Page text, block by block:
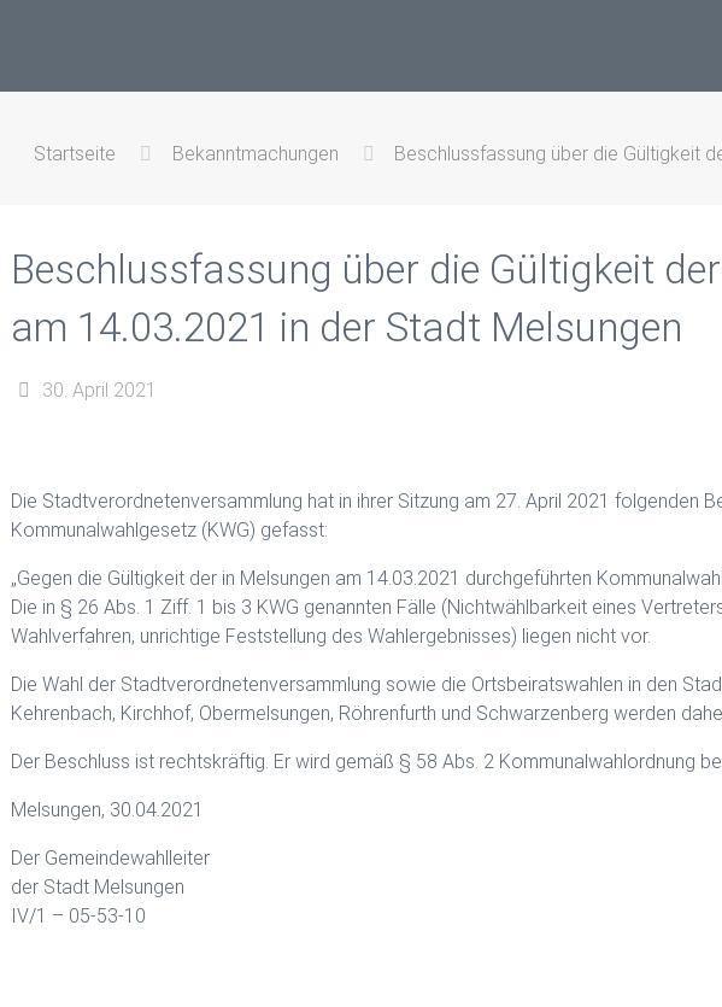
Startseite Bekanntmachungen Beschlussfassung über die Gültigkeit
Beschlussfassung über die Gültigkeit
am 14.03.2021 in der Stadt Melsungen
30. April 2021
Die Stadtverordnetenversammlung hat in ihrer Sitzung am 27. April 2021 folgenden
Kommunalwahlgesetz (KWG) gefasst:
„Gegen die Gültigkeit der in Melsungen am 14.03.2021 durchgeführten
Die in § 26 Abs. 1 Ziff. 1 bis 3 KWG genannten Fälle (Nichtwählbarkeit eines
Wahlverfahren, unrichtige Feststellung des Wahlergebnisses) liegen nicht vor.
Die Wahl der Stadtverordnetenversammlung sowie die Ortsbeiratswahlen in den
Kehrenbach, Kirchhof, Obermelsungen, Röhrenfurth und Schwarzenberg werden
Der Beschluss ist rechtskräftig. Er wird gemäß § 58 Abs. 2 Kommunalwahlordnung
Melsungen, 30.04.2021
Der Gemeindewahlleiter
der Stadt Melsungen
IV/1 – 05-53-10